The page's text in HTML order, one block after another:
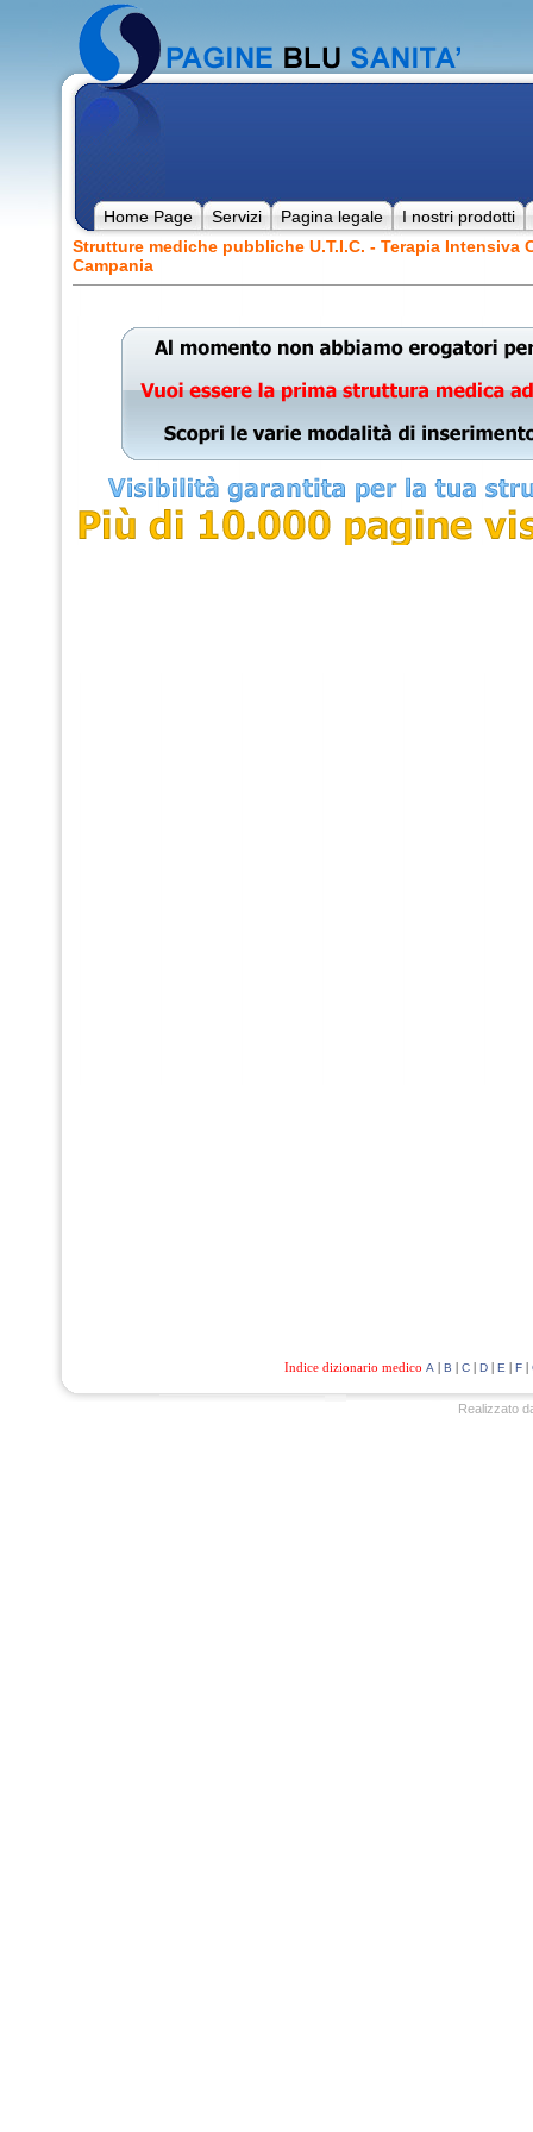
Home Page Servizi Pagina legale
I nostri prodotti
Strutture mediche pubbliche U.T.I.C. - Terapia Intensiva
Campania
Indice dizionario medico A | B | C| D| E | F|
Realizzato